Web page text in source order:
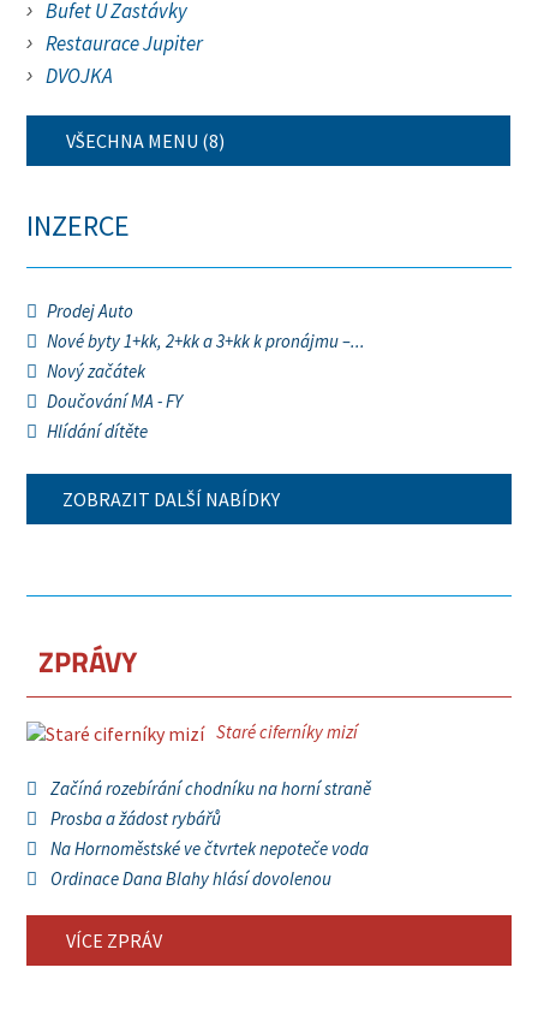
Bufet U Zastávky
Restaurace Jupiter
DVOJKA
VŠECHNA MENU (8)
INZERCE
Prodej Auto
Nové byty 1+kk, 2+kk a 3+kk k pronájmu –...
Nový začátek
Doučování MA - FY
Hlídání dítěte
ZOBRAZIT DALŠÍ NABÍDKY
ZPRÁVY
Staré ciferníky mizí
Začíná rozebírání chodníku na horní straně
Prosba a žádost rybářů
Na Hornoměstské ve čtvrtek nepoteče voda
Ordinace Dana Blahy hlásí dovolenou
VÍCE ZPRÁV